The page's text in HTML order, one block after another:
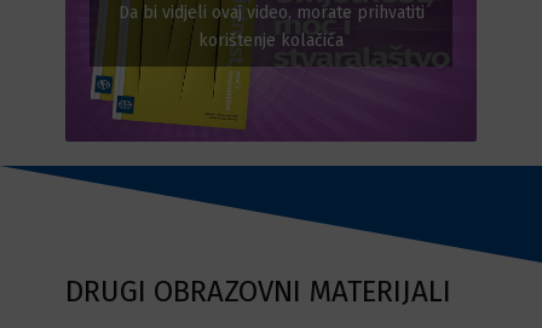
Da bi vidjeli ovaj video, morate prihvatiti
korištenje kolačića
DRUGI OBRAZOVNI MATERIJALI